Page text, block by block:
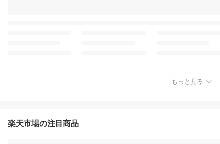
もっと見る
楽天市場の注目商品